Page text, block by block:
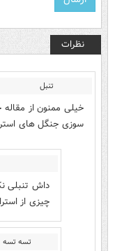
نظرات
تنبل
خیلی ممنون از
سوزی جنگل های
داش تنبلی
چیزی از
تسه تسه